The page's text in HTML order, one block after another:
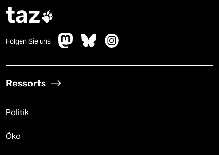
taz
Folgen Sie uns
Ressorts
Politik
Öko